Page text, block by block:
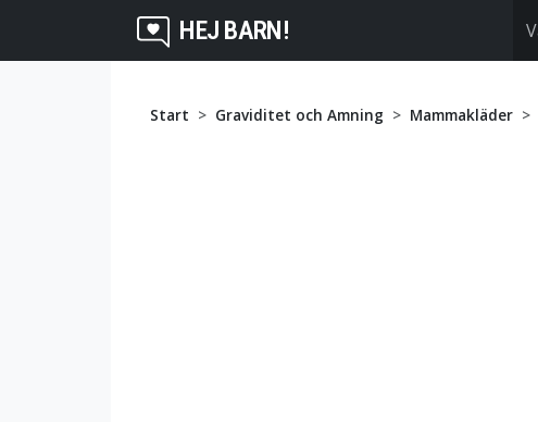
HEJ BARN!
Start Graviditet och Amning Mammakläder